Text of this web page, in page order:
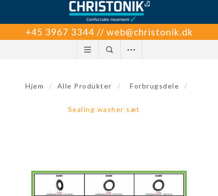
+45 3967 3344 // web@christonik.dk
Hjem / Alle Produkter / Forbrugsdele /
Sealing washer sæt